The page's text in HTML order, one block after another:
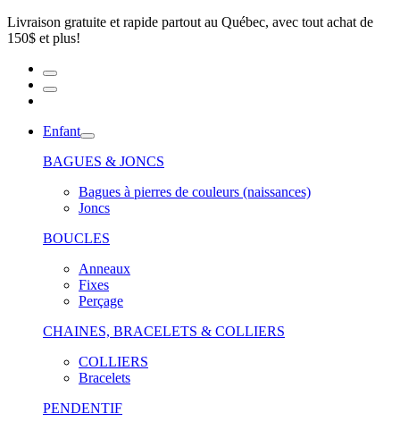
Livraison gratuite et rapide partout au Québec, avec tout achat de
150$ et plus!
Enfant
BAGUES & JONCS
Bagues à pierres de couleurs (naissances)
Joncs
BOUCLES
Anneaux
Fixes
Perçage
CHAINES, BRACELETS & COLLIERS
COLLIERS
Bracelets
PENDENTIF